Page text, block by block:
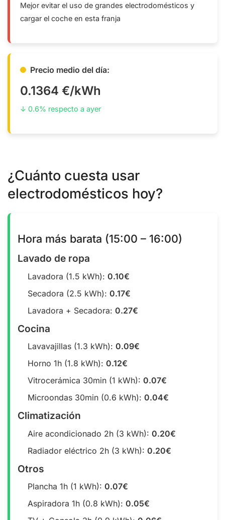
Mejor evitar el uso de grandes electrodomésticos y
cargar el coche en esta franja
Precio medio del día:
0.1364 €/kWh
↓ 0.6% respecto a ayer
¿Cuánto cuesta usar
electrodomésticos hoy?
Hora más barata (15:00 – 16:00)
Lavado de ropa
Lavadora (1.5 kWh): 0.10€
Secadora (2.5 kWh): 0.17€
Lavadora + Secadora: 0.27€
Cocina
Lavavajillas (1.3 kWh): 0.09€
Horno 1h (1.8 kWh): 0.12€
Vitrocerámica 30min (1 kWh): 0.07€
Microondas 30min (0.6 kWh): 0.04€
Climatización
Aire acondicionado 2h (3 kWh): 0.20€
Radiador eléctrico 2h (3 kWh): 0.20€
Otros
Plancha 1h (1 kWh): 0.07€
Aspiradora 1h (0.8 kWh): 0.05€